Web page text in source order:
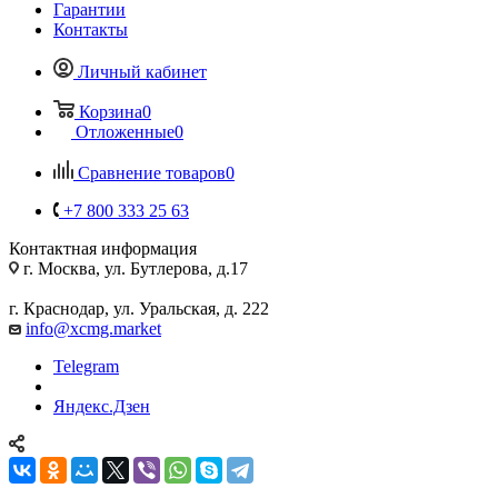
Гарантии
Контакты
Личный кабинет
Корзина0
Отложенные0
Сравнение товаров0
+7 800 333 25 63
Контактная информация
г. Москва, ул. Бутлерова, д.17
г. Краснодар, ул. Уральская, д. 222
info@xcmg.market
Telegram
Яндекс.Дзен